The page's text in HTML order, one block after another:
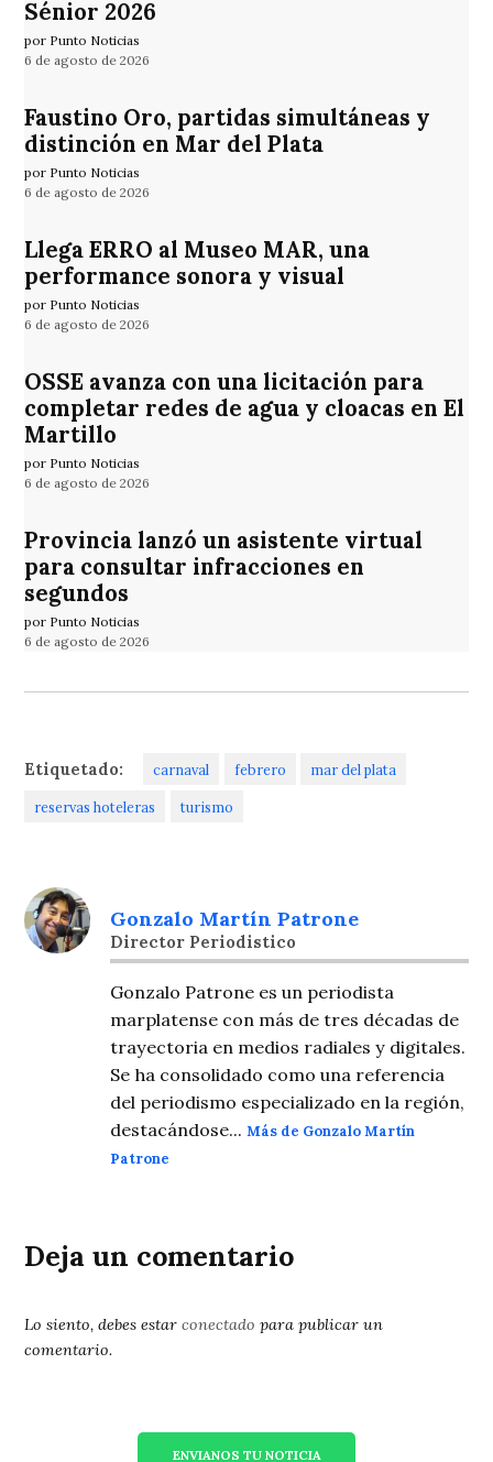
Sénior 2026
por Punto Noticias
6 de agosto de 2026
Faustino Oro, partidas simultáneas y
distinción en Mar del Plata
por Punto Noticias
6 de agosto de 2026
Llega ERRO al Museo MAR, una
performance sonora y visual
por Punto Noticias
6 de agosto de 2026
OSSE avanza con una licitación para
completar redes de agua y cloacas en El
Martillo
por Punto Noticias
6 de agosto de 2026
Provincia lanzó un asistente virtual
para consultar infracciones en
segundos
por Punto Noticias
6 de agosto de 2026
Etiquetado: carnaval febrero mar del plata
reservas hoteleras turismo
Gonzalo Martín Patrone
Director Periodistico
Gonzalo Patrone es un periodista
marplatense con más de tres décadas de
trayectoria en medios radiales y digitales.
Se ha consolidado como una referencia
del periodismo especializado en la región,
destacándose...Más de Gonzalo Martín
Patrone
Deja un comentario
Lo siento, debes estarconectado para publicar un
comentario.
ENVIANOS TU NOTICIA